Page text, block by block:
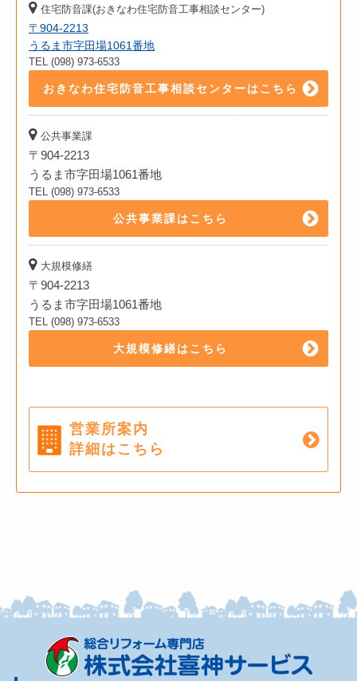
住宅防音課(おきなわ住宅防音工事相談センター)
〒904-2213
うるま市字田場1061番地
TEL (098) 973-6533
おきなわ住宅防音工事相談センターはこちら
公共事業課
〒904-2213
うるま市字田場1061番地
TEL (098) 973-6533
公共事業課はこちら
大規模修繕
〒904-2213
うるま市字田場1061番地
TEL (098) 973-6533
大規模修繕はこちら
営業所案内
詳細はこちら